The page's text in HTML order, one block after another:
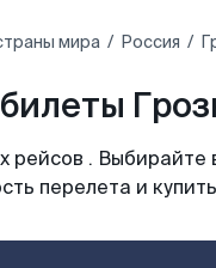
мира Россия
. Выбирайте
перелета и